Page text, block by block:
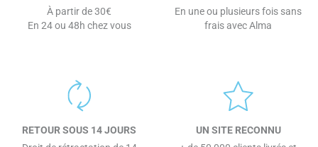
À partir de 30€
En 24 ou 48h chez vous
En une ou plusieurs fois sans
frais avec Alma
RETOUR SOUS 14 JOURS
UN SITE RECONNU